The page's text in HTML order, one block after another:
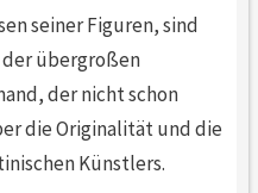
seiner Figuren, sind
übergroßen
der nicht schon
die Originalität und die
Künstlers.